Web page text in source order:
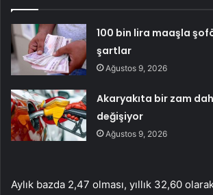
100 bin lira maaşla
şartlar
Ağustos 9, 2026
Akaryakıta bir zam
değişiyor
Ağustos 9, 2026
Aylık bazda 2,47 olması, yıllık 32,60